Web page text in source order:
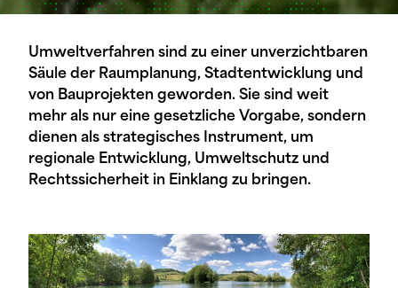
Umweltverfahren sind zu einer unverzichtbaren
Säule der Raumplanung, Stadtentwicklung und
von Bauprojekten geworden. Sie sind weit
mehr als nur eine gesetzliche Vorgabe, sondern
dienen als strategisches Instrument, um
regionale Entwicklung, Umweltschutz und
Rechtssicherheit in Einklang zu bringen.